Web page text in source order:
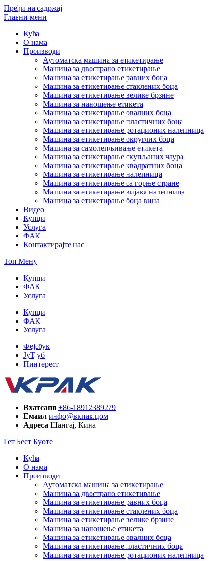
Пређи на садржај
Главни мени
Кућа
О нама
Производи
Аутоматска машина за етикетирање
Машина за двострано етикетирање
Машина за етикетирање равних боца
Машина за етикетирање стаклених боца
Машина за етикетирање велике брзине
Машина за наношење етикета
Машина за етикетирање овалних боца
Машина за етикетирање пластичних боца
Машина за етикетирање ротационих налепница
Машина за етикетирање округлих боца
Машина за самолепљивање етикета
Машина за етикетирање скупљаних чаура
Машина за етикетирање квадратних боца
Машина за етикетирање налепница
Машина за етикетирање са горње стране
Машина за етикетирање вијака налепница
Машина за етикетирање боца вина
Видео
Купци
Услуга
ФАК
Контактирајте нас
Топ Мену
Купци
ФАК
Услуга
Купци
ФАК
Услуга
Фејсбук
ЈуТјуб
Пинтерест
Вхатсапп +86-18912389279
Емаил инфо@вкпак.цом
Адреса Шангај, Кина
Гет Бест Куоте
Кућа
О нама
Производи
Аутоматска машина за етикетирање
Машина за двострано етикетирање
Машина за етикетирање равних боца
Машина за етикетирање стаклених боца
Машина за етикетирање велике брзине
Машина за наношење етикета
Машина за етикетирање овалних боца
Машина за етикетирање пластичних боца
Машина за етикетирање ротационих налепница